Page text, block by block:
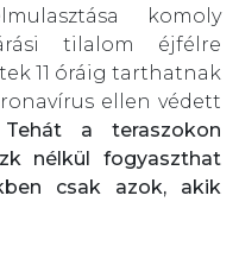
komoly
tilalom éjfélre
11 óráig tarthatnak
ellen védett
Tehát a teraszokon
nélkül fogyaszthat
csak azok, akik